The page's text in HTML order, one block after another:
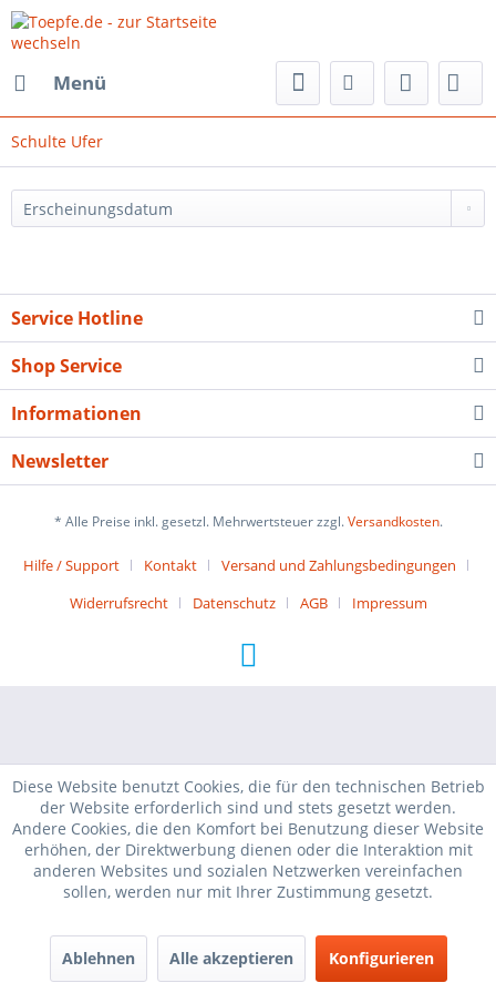
Menü
Schulte Ufer
Service Hotline
Shop Service
Informationen
Newsletter
* Alle Preise inkl. gesetzl. Mehrwertsteuer zzgl.Versandkosten.
Hilfe / Support Kontakt
Versand und Zahlungsbedingungen
Widerrufsrecht
Datenschutz AGB Impressum
Diese Website benutzt Cookies, die für den technischen Betrieb
der Website erforderlich sind und stets gesetzt werden.
Andere Cookies, die den Komfort bei Benutzung dieser Website
erhöhen, der Direktwerbung dienen oder die Interaktion mit
anderen Websites und sozialen Netzwerken vereinfachen
sollen, werden nur mit Ihrer Zustimmung gesetzt.
Ablehnen Alle akzeptieren Konfigurieren